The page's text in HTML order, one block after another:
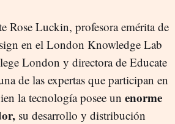
Rose Luckin, profesora emérita de
en el London Knowledge Lab
London y directora de Educate
de las expertas que participan en
la tecnología posee un enorme
su desarrollo y distribución